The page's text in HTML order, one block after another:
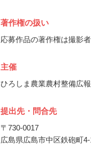
著作権の扱い
応募作品の著作権は撮影
主催
ひろしま農業農村整備広
提出先・問合先
〒730-0017
広島県広島市中区鉄砲町4-